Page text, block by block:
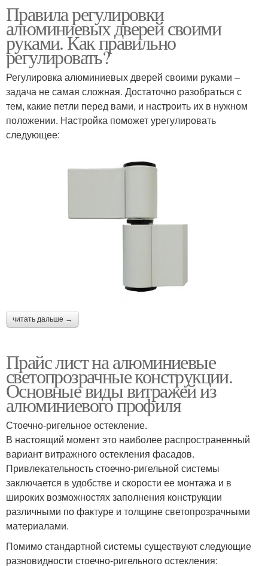
Правила регулировки
алюминиевых дверей своими
руками. Как правильно
регулировать?
Регулировка алюминиевых дверей своими руками –
задача не самая сложная. Достаточно разобраться с
тем, какие петли перед вами, и настроить их в нужном
положении. Настройка поможет урегулировать
следующее:
читать дальше →
Прайс лист на алюминиевые
светопрозрачные конструкции.
Основные виды витражей из
алюминиевого профиля
Стоечно-ригельное остекление.
В настоящий момент это наиболее распространенный
вариант витражного остекления фасадов.
Привлекательность стоечно-ригельной системы
заключается в удобстве и скорости ее монтажа и в
широких возможностях заполнения конструкции
различными по фактуре и толщине светопрозрачными
материалами.
Помимо стандартной системы существуют следующие
разновидности стоечно-ригельного остекления: